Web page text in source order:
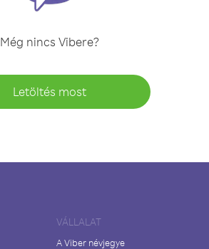
Még nincs Vibere?
Letöltés most
VÁLLALAT
A Viber névjegye